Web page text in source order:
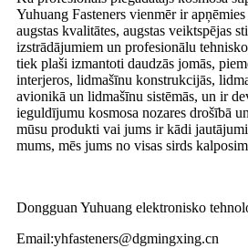
Yuhuang Fasteners vienmēr ir
augstas kvalitātes, augstas veiktspējas
izstrādājumiem un profesionālu
tiek plaši izmantoti daudzās jomās,
interjeros, lidmašīnu konstrukcijās,
avionikā un lidmašīnu sistēmās, un ir
ieguldījumu kosmosa nozares drošībā
mūsu produkti vai jums ir kādi
mums, mēs jums no visas sirds
Dongguan Yuhuang elektronisko
Email:yhfasteners@dgmingxing.cn